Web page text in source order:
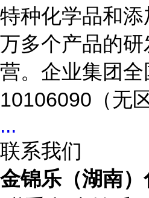
特种化学品和
万多个产品的
营。企业集团全
10106090（无
...
联系我们
金锦乐（湖南）